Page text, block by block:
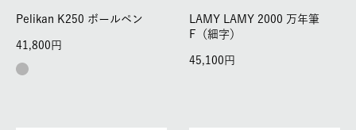
Pelikan K250 ボールペン
41,800
LAMY LAMY 2000 万年筆
F（細字）
45,100